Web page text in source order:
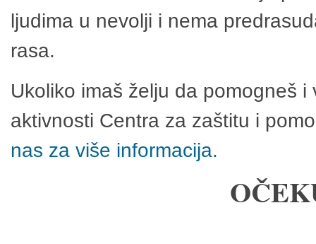
ljudima u nevolji i nema
rasa.
Ukoliko imaš želju da pomogneš
aktivnosti Centra za zaštitu i
nas za više informacija.